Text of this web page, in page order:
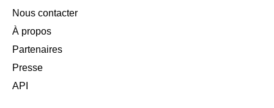
Nous contacter
À propos
Partenaires
Presse
API